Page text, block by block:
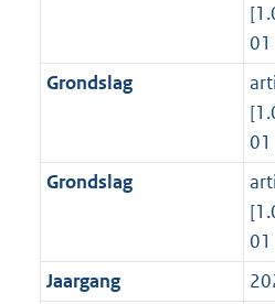
01
Grondslag
01
Grondslag
01
Jaargang